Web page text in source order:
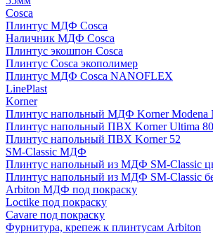
Cosca
Плинтус МДФ Cosca
Наличник МДФ Cosca
Плинтус экошпон Cosca
Плинтус Cosca экополимер
Плинтус МДФ Cosca NANOFLEX
LinePlast
Korner
Плинтус напольный МДФ Korner Modena
Плинтус напольный ПВХ Korner Ultima 80
Плинтус напольный ПВХ Korner 52
SM-Classic МДФ
Плинтус напольный из МДФ SM-Classic
Плинтус напольный из МДФ SM-Classic
Arbiton МДФ под покраску
Loctike под покраску
Cavare под покраску
Фурнитура, крепеж к плинтусам Arbiton